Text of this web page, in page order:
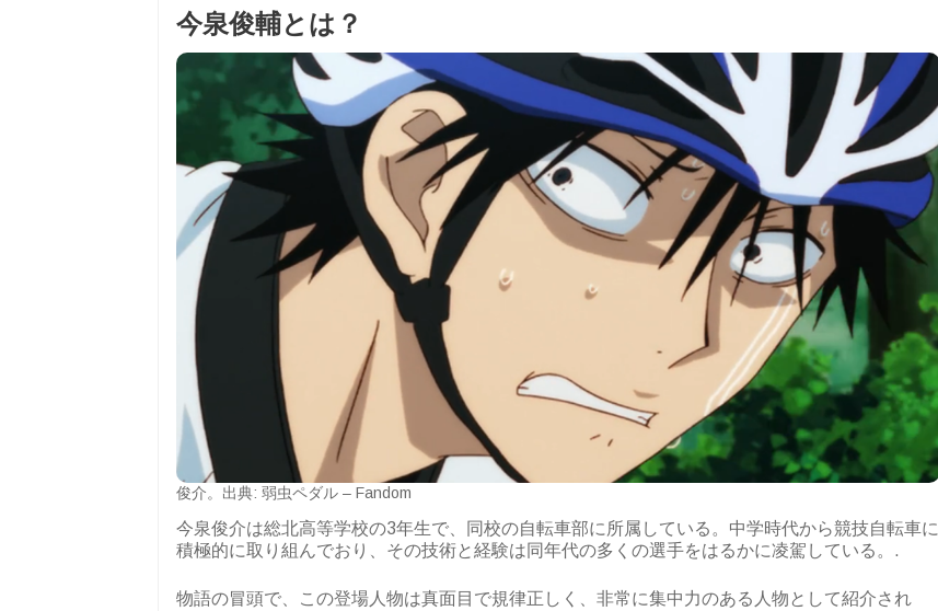
今泉俊輔とは？
俊介。出典: 弱虫ペダル – Fandom
今泉俊介は総北高等学校の3年生で、同校の自転車部に所属している。中学時代から競技自転車に
積極的に取り組んでおり、その技術と経験は同年代の多くの選手をはるかに凌駕している。.
物語の冒頭で、この登場人物は真面目で規律正しく、非常に集中力のある人物として紹介され